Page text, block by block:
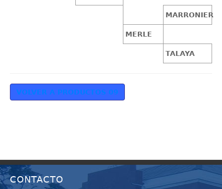
MARRONIER
MERLE
TALAYA
VOLVER A PRODUCTOS 09
CONTACTO